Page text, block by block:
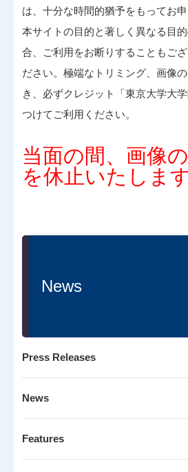
は、十分な時間的猶予をもってお申
本サイトの目的と著しく異なる目
合、ご利用をお断りすることもご
ださい。極端なトリミング、画像
き、必ずクレジット「東京大学大
つけてご利用ください。
当面の間、画像
を休止いたします
News
Press Releases
News
Features